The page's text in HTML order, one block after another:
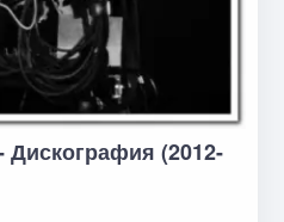
Дискография (2012-